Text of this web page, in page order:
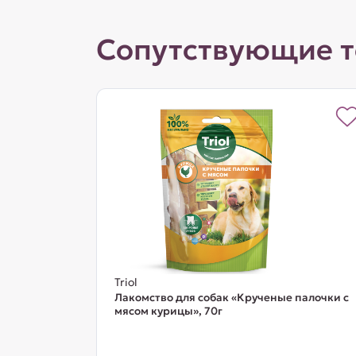
Сопутствующие
Triol
Лакомство для собак «Крученые палочки с
мясом курицы», 70г